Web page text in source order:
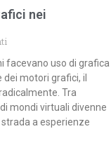
nei
facevano uso di grafica
motori grafici, il
Tra
mondi virtuali divenne
a esperienze